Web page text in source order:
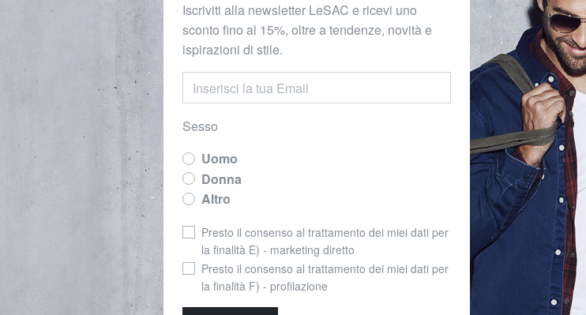
Iscriviti alla newsletter LeSAC e ricevi uno
sconto fino al 15%, oltre a tendenze, novità e
ispirazioni di stile.
Sesso
Uomo
Donna
Altro
Presto il consenso al trattamento dei miei dati per
la finalità E) - marketing diretto
Presto il consenso al trattamento dei miei dati per
la finalità F) - profilazione